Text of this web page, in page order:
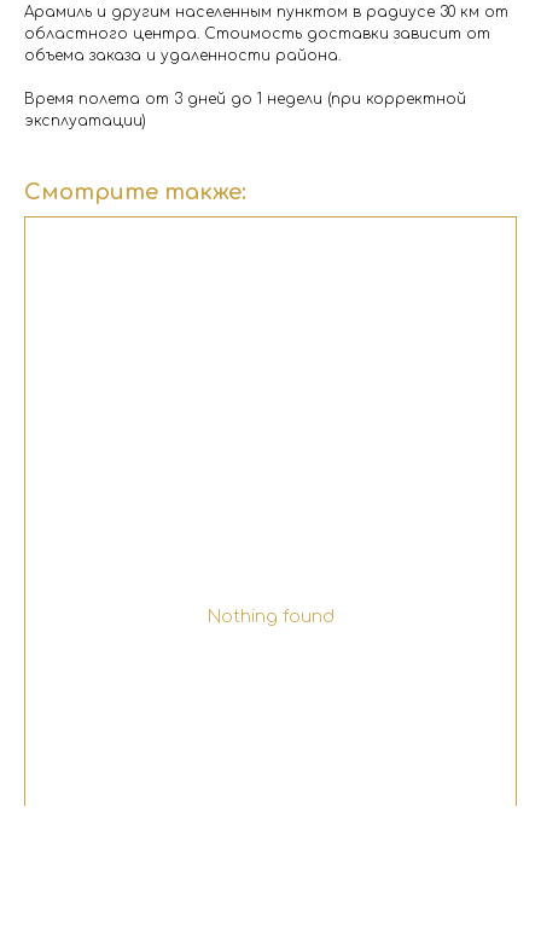
Арамиль и другим населенным пунктом в радиусе 30 км от
областного центра. Стоимость доставки зависит от
объема заказа и удаленности района.
Время полета от 3 дней до 1 недели (при корректной
эксплуатации)
Смотрите также:
Nothing found